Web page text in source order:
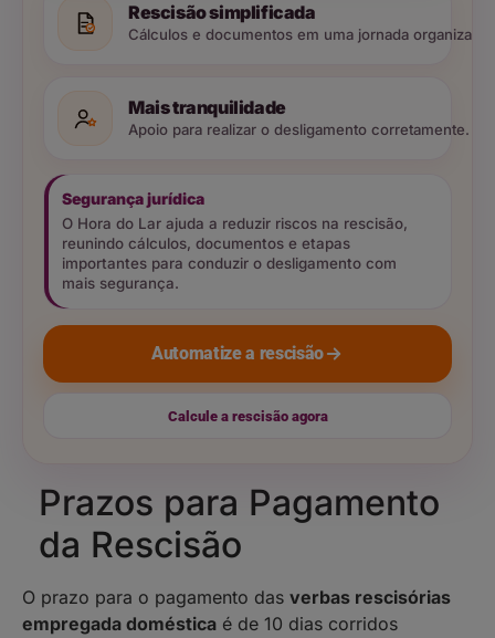
Rescisão simplificada
Cálculos e documentos em uma jornada organizada.
Mais tranquilidade
Apoio para realizar o desligamento corretamente.
Segurança jurídica
O Hora do Lar ajuda a reduzir riscos na rescisão,
reunindo cálculos, documentos e etapas
importantes para conduzir o desligamento com
mais segurança.
Automatize a rescisão
Calcule a rescisão agora
Prazos para Pagamento
da Rescisão
O prazo para o pagamento das verbas rescisórias
empregada doméstica é de 10 dias corridos